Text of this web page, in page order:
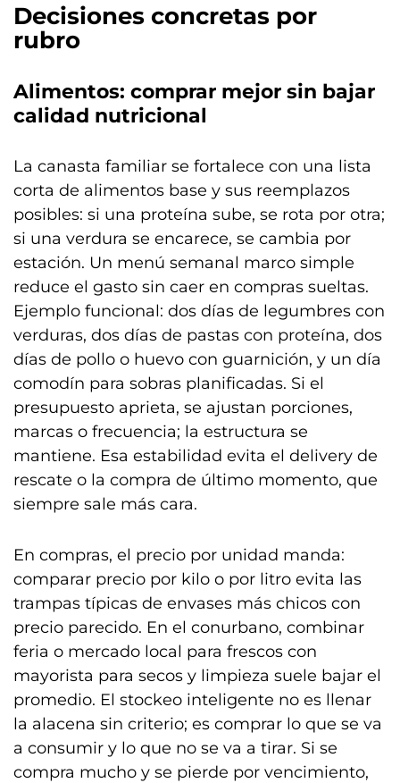
Decisiones concretas por
rubro
Alimentos: comprar mejor sin bajar
calidad nutricional
La canasta familiar se fortalece con una lista
corta de alimentos base y sus reemplazos
posibles: si una proteína sube, se rota por otra;
si una verdura se encarece, se cambia por
estación. Un menú semanal marco simple
reduce el gasto sin caer en compras sueltas.
Ejemplo funcional: dos días de legumbres con
verduras, dos días de pastas con proteína, dos
días de pollo o huevo con guarnición, y un día
comodín para sobras planificadas. Si el
presupuesto aprieta, se ajustan porciones,
marcas o frecuencia; la estructura se
mantiene. Esa estabilidad evita el delivery de
rescate o la compra de último momento, que
siempre sale más cara.
En compras, el precio por unidad manda:
comparar precio por kilo o por litro evita las
trampas típicas de envases más chicos con
precio parecido. En el conurbano, combinar
feria o mercado local para frescos con
mayorista para secos y limpieza suele bajar el
promedio. El stockeo inteligente no es llenar
la alacena sin criterio; es comprar lo que se va
a consumir y lo que no se va a tirar. Si se
compra mucho y se pierde por vencimiento,